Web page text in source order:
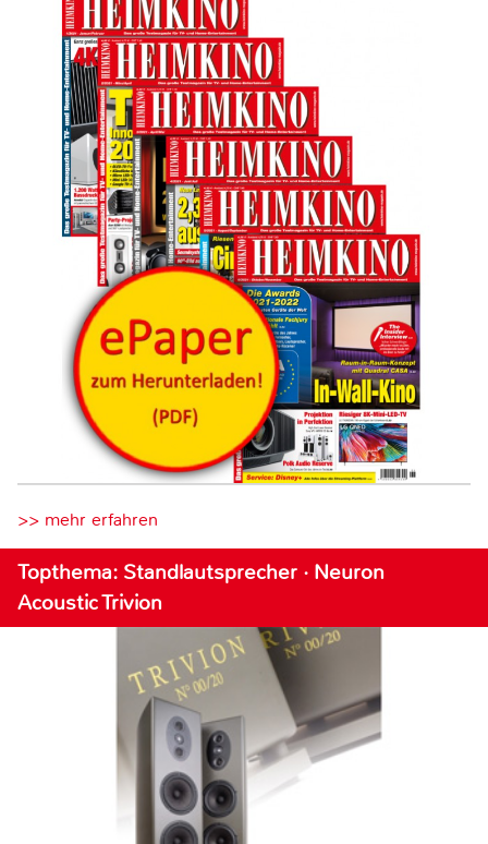
>> mehr erfahren
Topthema: Standlautsprecher · Neuron
Acoustic Trivion